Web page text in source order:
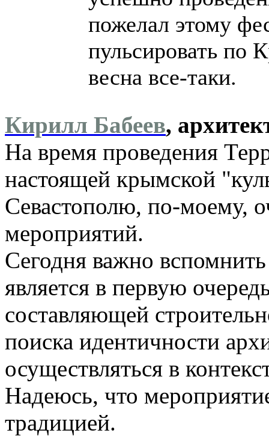
пожелал этому
пульсировать
весна все-таки.
Кирилл Бабеев,
На время проведения
настоящей крымской
Севастополю, по-моему,
мероприятий.
Сегодня важно вспомнить
является в первую
составляющей
поиска идентичности
осуществляться в
Надеюсь, что
традицией.